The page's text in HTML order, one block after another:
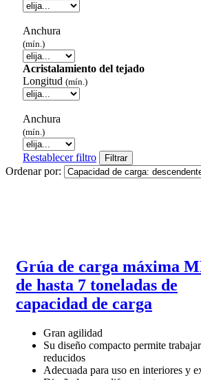
Anchura
(mín.)
Acristalamiento del tejado
Longitud (mín.)
Anchura
(mín.)
Restablecer filtro Filtrar
Ordenar por:
Grúa de carga máxima
de hasta 7 toneladas de
capacidad de carga
Gran agilidad
Su diseño compacto permite
reducidos
Adecuada para uso en interiores y